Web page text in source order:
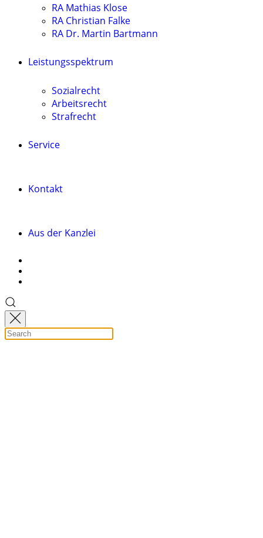
RA Mathias Klose
RA Christian Falke
RA Dr. Martin Bartmann
Leistungsspektrum
Sozialrecht
Arbeitsrecht
Strafrecht
Service
Kontakt
Aus der Kanzlei